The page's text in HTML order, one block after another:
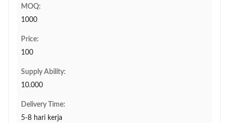
MOQ:
1000
Price:
100
Supply Ability:
10.000
Delivery Time:
5-8 hari kerja